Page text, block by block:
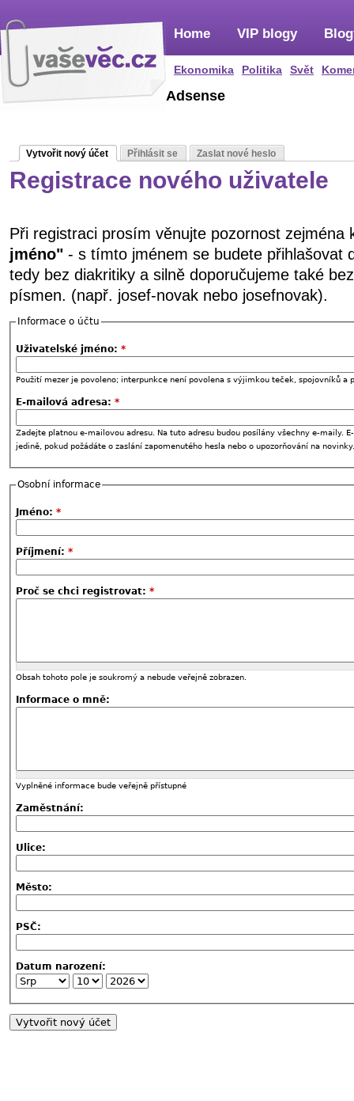
Home
Ekonomika Politika Svět
VIP blogy
Adsense
Vytvořit nový účet Přihlásit se Zaslat nové heslo
Registrace nového uživatele
Při registraci prosím věnujte pozornost zejména
jméno" - s tímto jménem se budete přihlašovat
tedy bez diakritiky a silně doporučujeme také
písmen. (např. josef-novak nebo josefnovak).
Informace o účtu
Uživatelské jméno: *
Použití mezer je povoleno; interpunkce není povolena s výjimkou teček, spojovníků a
E-mailová adresa: *
Zadejte platnou e-mailovou adresu. Na tuto adresu budou posílány všechny e-maily.
jedině, pokud požádáte o zaslání zapomenutého hesla nebo o upozorňování na novinky.
Osobní informace
Jméno: *
Příjmení: *
Proč se chci registrovat: *
Obsah tohoto pole je soukromý a nebude veřejně zobrazen.
Informace o mně:
Vyplněné informace bude veřejně přístupné
Zaměstnání:
Ulice:
Město:
PSČ:
Datum narození: